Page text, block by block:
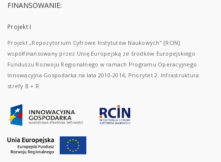
FINANSOWANIE:
Projekt I
Projekt „Repozytorium Cyfrowe Instytutów Naukowych” [RCIN]
współfinansowany przez Unię Europejską ze środków Europejskiego
Funduszu Rozwoju Regionalnego w ramach Programu Operacyjnego
Innowacyjna Gospodarka na lata 2010-2014, Priorytet 2. Infrastruktura
strefy B + R